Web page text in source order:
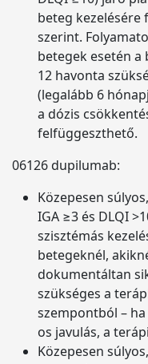
beteg kezelésére
szerint.
betegek esetén a
12 havonta
(legalább 6
a dózis
felfüggeszthető.
06126 dupilumab:
Közepesen
IGA ≥3 és DLQI
szisztémás
betegeknél,
dokumentáltan
szükséges a
szempontból –
os javulás, a
Közepesen